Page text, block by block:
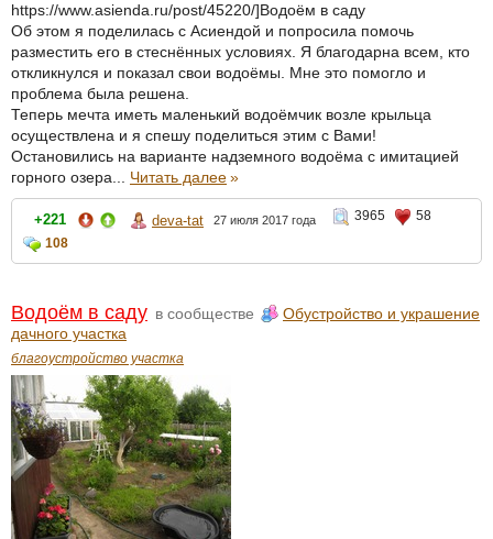
https://www.asienda.ru/post/45220/]Водоём в саду
Об этом я поделилась с Асиендой и попросила помочь
разместить его в стеснённых условиях. Я благодарна всем, кто
откликнулся и показал свои водоёмы. Мне это помогло и
проблема была решена.
Теперь мечта иметь маленький водоёмчик возле крыльца
осуществлена и я спешу поделиться этим с Вами!
Остановились на варианте надземного водоёма с имитацией
горного озера... Читать далее»
+221 deva-tat 27 июля 2017 года 3965
58
108
Водоём в саду в сообществе
Обустройство и украшение
дачного участка
благоустройство участка